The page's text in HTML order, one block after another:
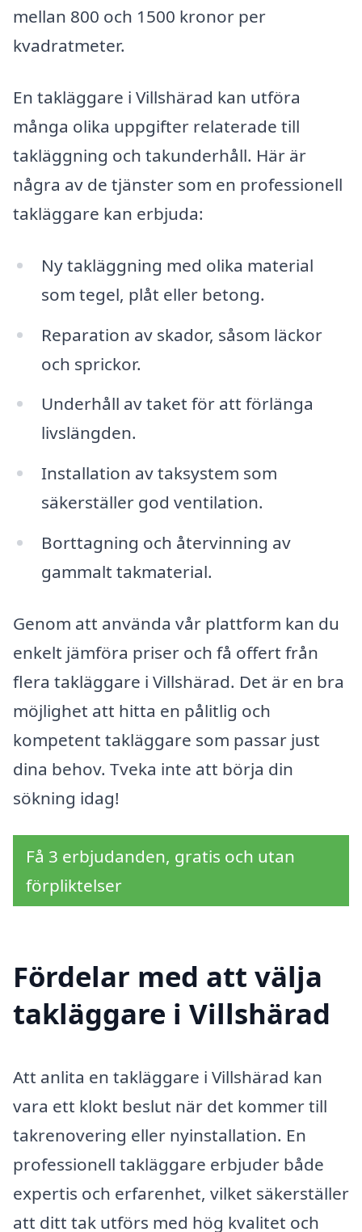
mellan 800 och 1500 kronor per
kvadratmeter.
En takläggare i Villshärad kan utföra
många olika uppgifter relaterade till
takläggning och takunderhåll. Här är
några av de tjänster som en professionell
takläggare kan erbjuda:
Ny takläggning med olika material
som tegel, plåt eller betong.
Reparation av skador, såsom läckor
och sprickor.
Underhåll av taket för att förlänga
livslängden.
Installation av taksystem som
säkerställer god ventilation.
Borttagning och återvinning av
gammalt takmaterial.
Genom att använda vår plattform kan du
enkelt jämföra priser och få offert från
flera takläggare i Villshärad. Det är en bra
möjlighet att hitta en pålitlig och
kompetent takläggare som passar just
dina behov. Tveka inte att börja din
sökning idag!
Få 3 erbjudanden, gratis och utan
förpliktelser
Fördelar med att välja
takläggare i Villshärad
Att anlita en takläggare i Villshärad kan
vara ett klokt beslut när det kommer till
takrenovering eller nyinstallation. En
professionell takläggare erbjuder både
expertis och erfarenhet, vilket säkerställer
att ditt tak utförs med hög kvalitet och